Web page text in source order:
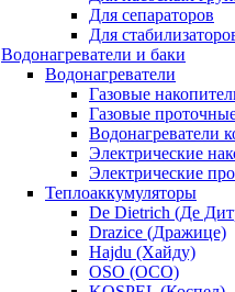
Для сепараторов
Для
Водонагреватели и баки
Водонагреватели
Газовые
Газовые
Водонагреватели
Электрические
Электрические
Теплоаккумуляторы
De Dietrich (Де
Drazice (Дражице)
Hajdu (Хайду)
OSO (ОСО)